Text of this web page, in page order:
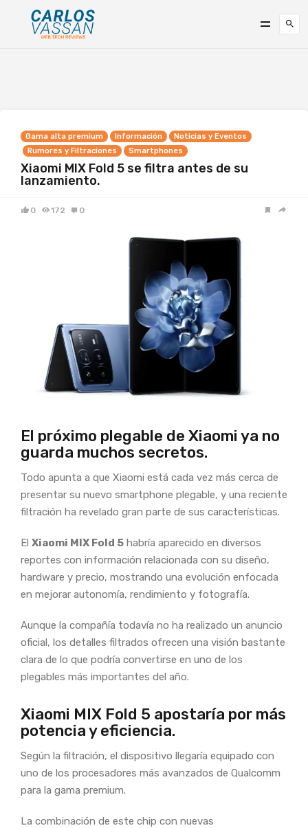
Gama alta premium Información
Noticias y Eventos
Rumores y Filtraciones
Smartphones
Xiaomi MIX Fold 5 se filtra antes de su
lanzamiento.
0 172 0
El próximo plegable de Xiaomi ya no
guarda muchos secretos.
Todo apunta a que Xiaomi está cada vez más cerca de
presentar su nuevo smartphone plegable, y una reciente
filtración ha revelado gran parte de sus características.
El Xiaomi MIX Fold 5 habría aparecido en diversos
reportes con información relacionada con su diseño,
hardware y precio, mostrando una evolución enfocada
en mejorar autonomía, rendimiento y fotografía.
Aunque la compañía todavía no ha realizado un anuncio
oficial, los detalles filtrados ofrecen una visión bastante
clara de lo que podría convertirse en uno de los
plegables más importantes del año.
Xiaomi MIX Fold 5 apostaría por más
potencia y eficiencia.
Según la filtración, el dispositivo llegaría equipado con
uno de los procesadores más avanzados de Qualcomm
para la gama premium.
La combinación de este chip con nuevas